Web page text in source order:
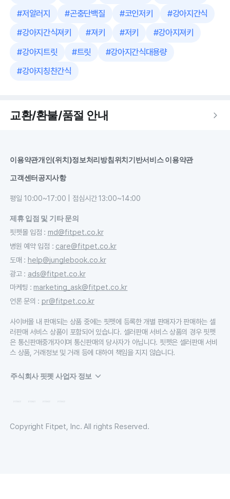
#저알러지 #곤충단백질 #코인저키 #강아지간식
#강아지간식져키 #져키 #저키 #강아지져키
#강아지트릿 #트릿 #강아지간식대용량
#강아지칭찬간식
교환/환불/품절 안내
이용약관개인(위치)정보처리방침위치기반서비스 이용약관
고객센터공지사항
평일 10:00~17:00 | 점심시간 13:00~14:00
제휴 입점 및 기타 문의
핏펫몰 입점 : md@fitpet.co.kr
병원 예약 입점 : care@fitpet.co.kr
도매 : help@junglebook.co.kr
광고: ads@fitpet.co.kr
마케팅 : marketing_ask@fitpet.co.kr
언론 문의 : pr@fitpet.co.kr
사이버몰 내 판매되는 상품 중에는 핏펫에 등록한 개별 판매자가 판매하는 셀
러판매 서비스 상품이 포함되어 있습니다. 셀러판매 서비스 상품의 경우 핏펫
은 통신판매중개자이며 통신판매의 당사자가 아닙니다. 핏펫은 셀러판매 서비
스 상품, 거래정보 및 거래 등에 대하여 책임을 지지 않습니다.
주식회사 핏펫 사업자 정보
Copyright Fitpet, Inc. All rights Reserved.